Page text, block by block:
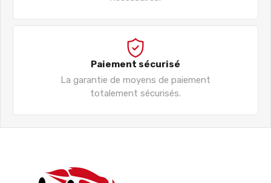
Paiement sécurisé
La garantie de moyens de paiement
totalement sécurisés.